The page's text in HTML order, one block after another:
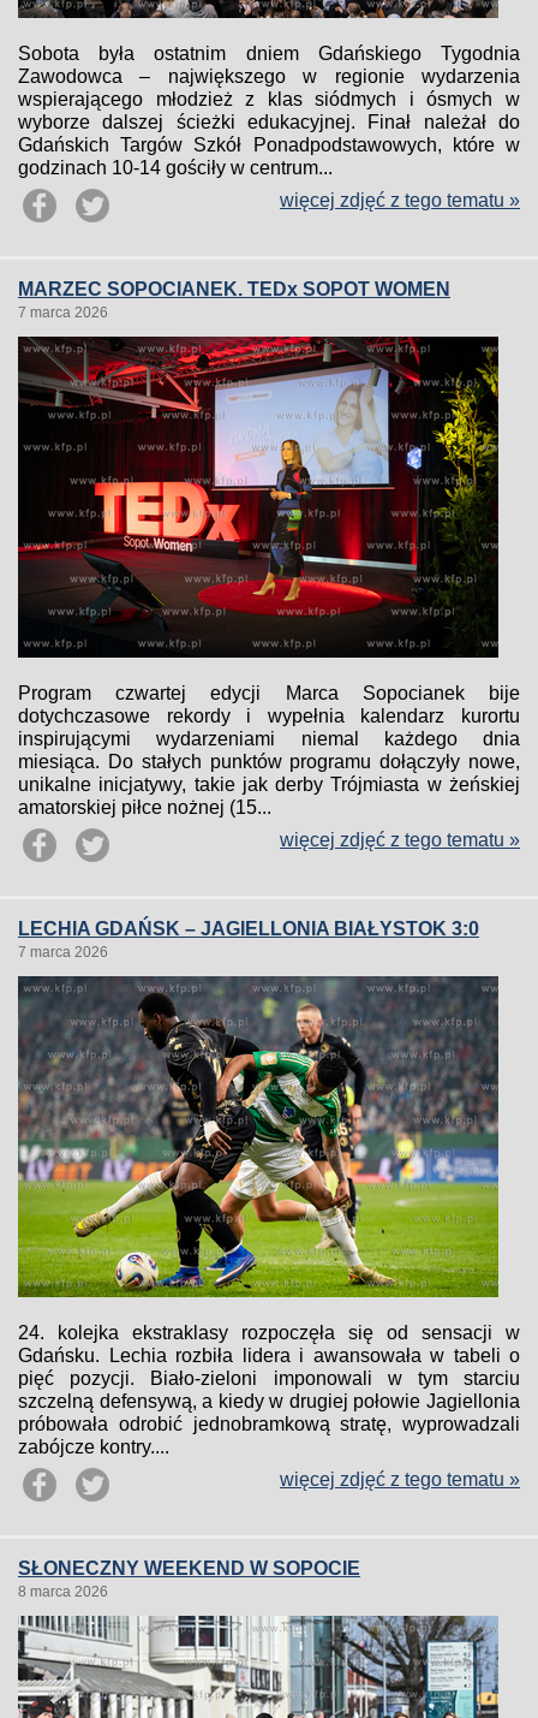
Sobota była ostatnim dniem Gdańskiego Tygodnia
Zawodowca – największego w regionie wydarzenia
wspierającego młodzież z klas siódmych i ósmych w
wyborze dalszej ścieżki edukacyjnej. Finał należał do
Gdańskich Targów Szkół Ponadpodstawowych, które w
godzinach 10-14 gościły w centrum...
więcej zdjęć z tego tematu »
MARZEC SOPOCIANEK. TEDx SOPOT WOMEN
7 marca 2026
Program czwartej edycji Marca Sopocianek bije
dotychczasowe rekordy i wypełnia kalendarz kurortu
inspirującymi wydarzeniami niemal każdego dnia
miesiąca. Do stałych punktów programu dołączyły nowe,
unikalne inicjatywy, takie jak derby Trójmiasta w żeńskiej
amatorskiej piłce nożnej (15...
więcej zdjęć z tego tematu »
LECHIA GDAŃSK – JAGIELLONIA BIAŁYSTOK 3:0
7 marca 2026
24. kolejka ekstraklasy rozpoczęła się od sensacji w
Gdańsku. Lechia rozbiła lidera i awansowała w tabeli o
pięć pozycji. Biało-zieloni imponowali w tym starciu
szczelną defensywą, a kiedy w drugiej połowie Jagiellonia
próbowała odrobić jednobramkową stratę, wyprowadzali
zabójcze kontry....
więcej zdjęć z tego tematu »
SŁONECZNY WEEKEND W SOPOCIE
8 marca 2026